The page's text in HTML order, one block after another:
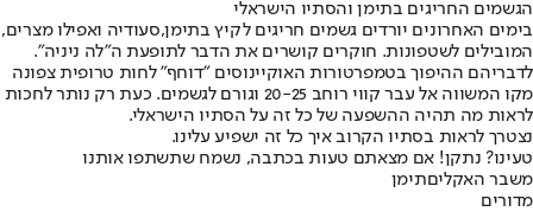
הגשמים החריגים בתימן והסתיו הישראלי
בימים האחרונים יורדים גשמים חריגים לקיץ בתימן,סעודיה ואפילו מצרים,
המובילים לשטפונות. חוקרים קושרים את הדבר לתופעת ה"לה ניניה".
לדבריהם ההיפוך בטמפרטורות האוקיינוסים ״דוחף״ לחות טרופית צפונה
מקו המשווה אל עבר קווי רוחב 20-25 וגורם לגשמים. כעת רק נותר לחכות
לראות מה תהיה ההשפעה של כל זה על הסתיו הישראלי.
נצטרך לראות בסתיו הקרוב איך כל זה ישפיע עלינו.
טעינו? נתקן! אם מצאתם טעות בכתבה, נשמח שתשתפו אותנו
משבר האקליםתימן
מדורים